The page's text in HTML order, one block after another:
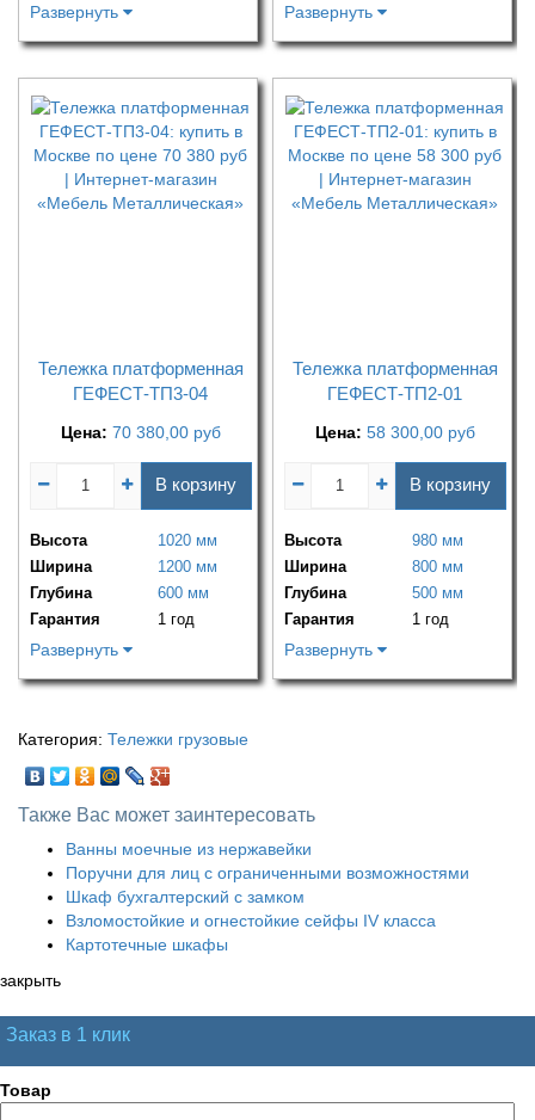
Развернуть Развернуть
Тележка платформенная
ГЕФЕСТ-ТП3-04
Цена: 70 380,00 руб
В корзину
Высота
1020 мм
Ширина
1200 мм
Глубина
600 мм
Гарантия
1 год
Развернуть
Тележка платформенная
ГЕФЕСТ-ТП2-01
Цена: 58 300,00 руб
В корзину
Высота
980 мм
Ширина
800 мм
Глубина
500 мм
Гарантия
1 год
Развернуть
Категория: Тележки грузовые
Также Вас может заинтересовать
Ванны моечные из нержавейки
Поручни для лиц с ограниченными возможностями
Шкаф бухгалтерский с замком
Взломостойкие и огнестойкие сейфы IV класса
Картотечные шкафы
закрыть
Заказ в 1 клик
Товар